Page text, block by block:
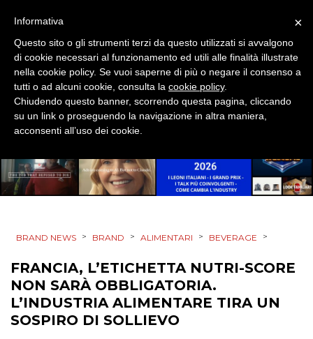
MOBILE
PROMOZIONI
PRODOTTI
CSR
STRATEGIE
BRAND NEWS > BRAND > ALIMENTARI > BEVERAGE >
FRANCIA, L’ETICHETTA NUTRI-SCORE
NON SARÀ OBBLIGATORIA.
L’INDUSTRIA ALIMENTARE TIRA UN
SOSPIRO DI SOLLIEVO
×
Informativa
Questo sito o gli strumenti terzi da questo utilizzati si avvalgono
di cookie necessari al funzionamento ed utili alle finalità illustrate
nella cookie policy. Se vuoi saperne di più o negare il consenso a
tutti o ad alcuni cookie, consulta la cookie policy.
Chiudendo questo banner, scorrendo questa pagina, cliccando
su un link o proseguendo la navigazione in altra maniera,
acconsenti all’uso dei cookie.